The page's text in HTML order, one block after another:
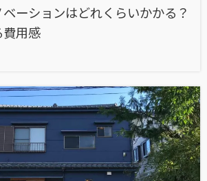
ーションはどれくらいかかる？
用感